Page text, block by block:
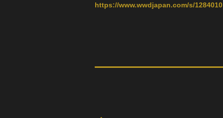
https://www.wwdjapan.com/s/1284010